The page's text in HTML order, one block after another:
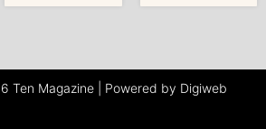
Ten Magazine | Powered by Digiweb